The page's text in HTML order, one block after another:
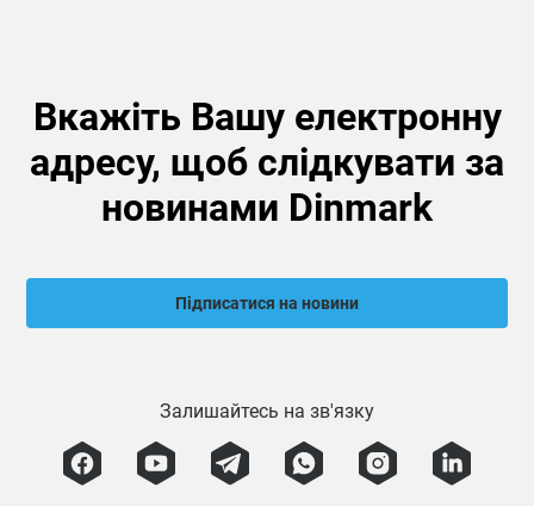
Вкажіть Вашу електронну
адресу, щоб слідкувати за
новинами Dinmark
Підписатися на новини
Залишайтесь на зв'язку